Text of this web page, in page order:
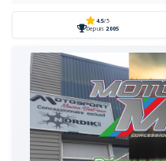
4.5/5
Depuis 2005